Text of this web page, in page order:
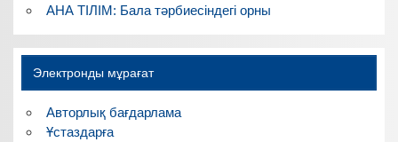
АНА ТІЛІМ: Бала тәрбиесіндегі орны
Электронды мұрағат
Авторлық бағдарлама
Ұстаздарға